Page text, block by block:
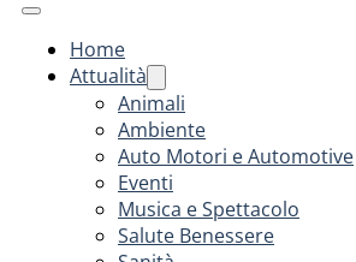
Home
Attualità
Animali
Ambiente
Auto Motori e Automotive
Eventi
Musica e Spettacolo
Salute Benessere